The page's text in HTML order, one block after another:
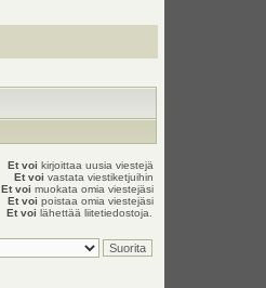
Et voi kirjoittaa uusia viestejä
Et voi vastata viestiketjuihin
Et voi muokata omia viestejäsi
Et voi poistaa omia viestejäsi
Et voi lähettää liitetiedostoja.